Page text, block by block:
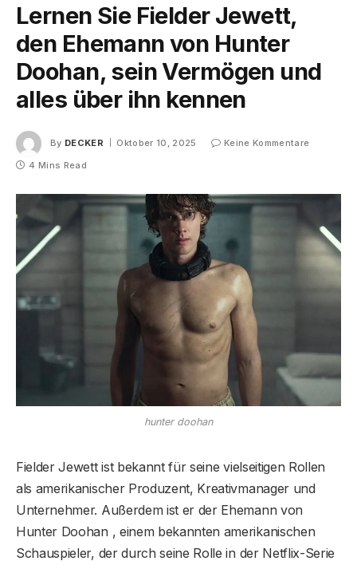
Lernen Sie Fielder Jewett,
den Ehemann von Hunter
Doohan, sein Vermögen und
alles über ihn kennen
By DECKER Oktober 10, 2025
Keine Kommentare
4 Mins Read
hunter doohan
Fielder Jewett ist bekannt für seine vielseitigen Rollen
als amerikanischer Produzent, Kreativmanager und
Unternehmer. Außerdem ist er der Ehemann von
Hunter Doohan , einem bekannten amerikanischen
Schauspieler, der durch seine Rolle in der Netflix-Serie